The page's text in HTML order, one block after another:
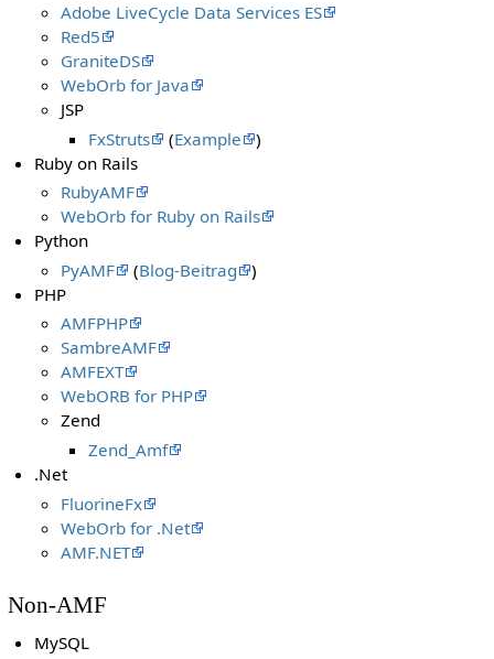
Adobe LiveCycle Data Services ES
Red5
GraniteDS
WebOrb for Java
JSP
FxStruts
(Example
)
Ruby on Rails
RubyAMF
WebOrb for Ruby on Rails
Python
PyAMF
(Blog-Beitrag
)
PHP
AMFPHP
SambreAMF
AMFEXT
WebORB for PHP
Zend
Zend_Amf
.Net
FluorineFx
WebOrb for .Net
AMF.NET
Non-AMF
MySQL